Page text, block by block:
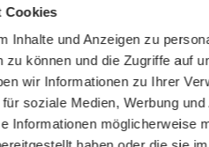
Cookies
Inhalte und Anzeigen zu
zu können und die Zugriffe auf
wir Informationen zu Ihrer
soziale Medien, Werbung
Informationen möglicherweise